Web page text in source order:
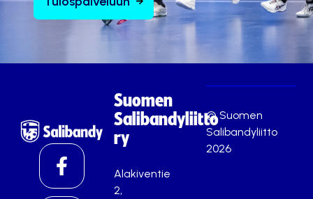
Suomen
Salibandyliitto
ry
Alakiventie
2,
© Suomen
Salibandyliitto
2026